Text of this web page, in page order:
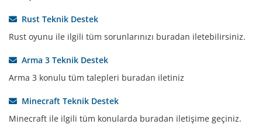
Rust Teknik Destek
Rust oyunu ile ilgili tüm sorunlarınızı buradan iletebilirsiniz.
Arma 3 Teknik Destek
Arma 3 konulu tüm talepleri buradan iletiniz
Minecraft Teknik Destek
Minecraft ile ilgili tüm konularda buradan iletişime geçiniz.